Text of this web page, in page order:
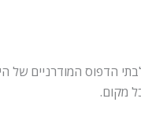
מאז שהומצאה במאה ה-15 על ידי יוהאן
מקום.